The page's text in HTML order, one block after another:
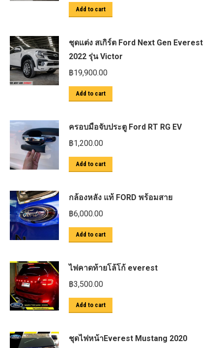
Add to cart
ชุดแต่ง สเกิร์ต Ford Next Gen Everest
2022 รุ่น Victor
฿19,900.00
Add to cart
ครอบมือจับประตู Ford RT RG EV
฿1,200.00
Add to cart
กล้องหลัง แท้ FORD พร้อมสาย
฿6,000.00
Add to cart
ไฟคาดท้ายโล้โก้ everest
฿3,500.00
Add to cart
ชุดไฟหน้าEverest Mustang 2020